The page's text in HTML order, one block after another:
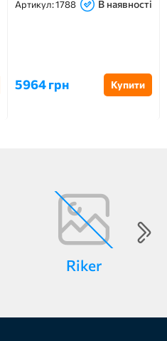
Артикул:1788 В наявності
5964 грн Купити
Riker